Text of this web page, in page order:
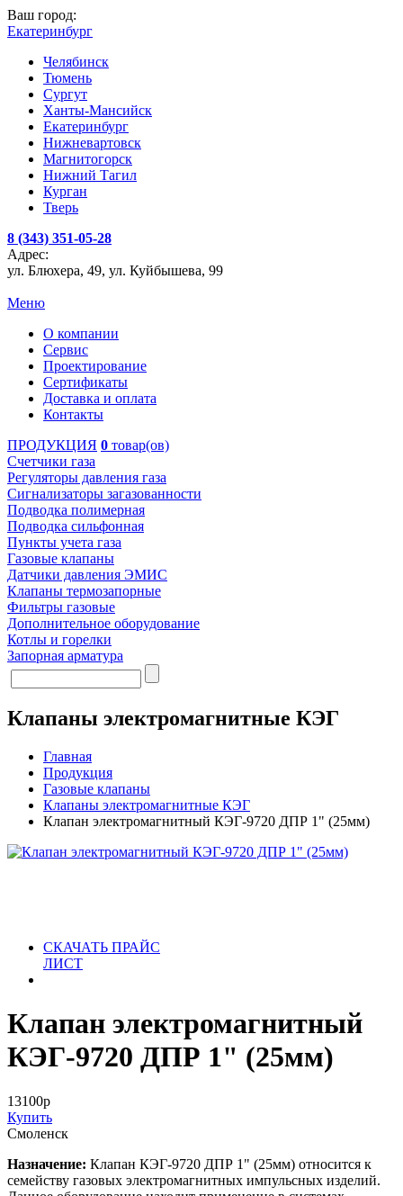
Ваш город:
Екатеринбург
Челябинск
Тюмень
Сургут
Ханты-Мансийск
Екатеринбург
Нижневартовск
Магнитогорск
Нижний Тагил
Курган
Тверь
8 (343) 351-05-28
Адрес:
ул. Блюхера, 49, ул. Куйбышева, 99
Меню
О компании
Сервис
Проектирование
Сертификаты
Доставка и оплата
Контакты
ПРОДУКЦИЯ 0 товар(ов)
Счетчики газа
Регуляторы давления газа
Сигнализаторы загазованности
Подводка полимерная
Подводка сильфонная
Пункты учета газа
Газовые клапаны
Датчики давления ЭМИС
Клапаны термозапорные
Фильтры газовые
Дополнительное оборудование
Котлы и горелки
Запорная арматура
Клапаны электромагнитные КЭГ
Главная
Продукция
Газовые клапаны
Клапаны электромагнитные КЭГ
Клапан электромагнитный КЭГ-9720 ДПР 1" (25мм)
СКАЧАТЬ ПРАЙС
ЛИСТ
Клапан электромагнитный
КЭГ-9720 ДПР 1" (25мм)
13100р
Купить
Смоленск
Назначение: Клапан КЭГ-9720 ДПР 1" (25мм) относится к
семейству газовых электромагнитных импульсных изделий.